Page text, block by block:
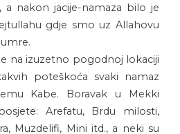
a nakon jacije-namaza bilo je
gdje smo uz Allahovu
na izuzetno pogodnoj lokaciji
poteškoća svaki namaz
Kabe. Boravak u Mekki
Arefatu, Brdu milosti,
Muzdelifi, Mini itd., a neki su